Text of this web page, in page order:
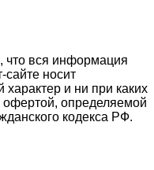
вся информация
сайте носит
и ни при каких
офертой, определяемой
кодекса РФ.